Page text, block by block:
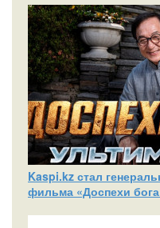
Kaspi.kz стал
фильма «Доспехи